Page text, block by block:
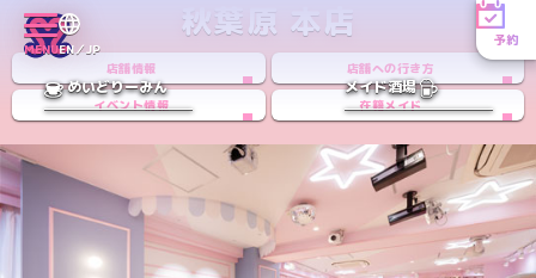
MENUEN／JP
予約
めいどりーみん メイド酒場
秋葉原 本店
店舗情報 店舗への行き方
イベント情報 在籍メイド